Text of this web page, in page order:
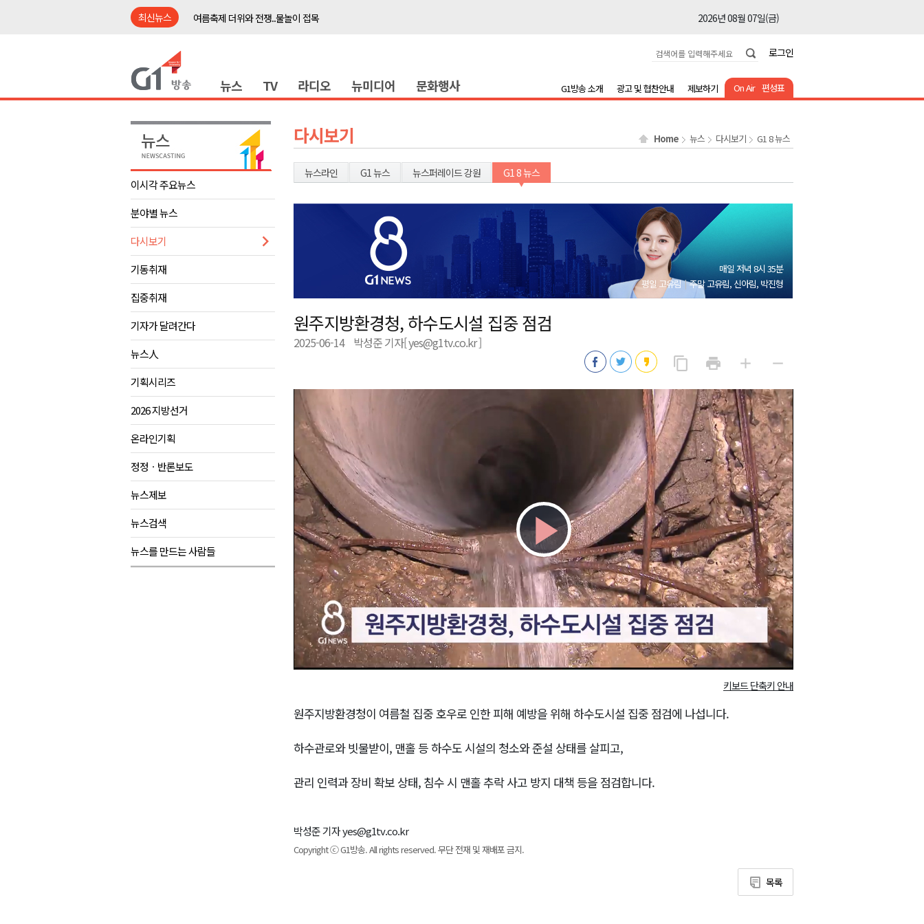
최신뉴스
여름축제 더위와 전쟁..물놀이 접목
2026년 08월 07일(금)
2026년 08월 07일(금)
검찰청 폐지..해결 과제 산적
2026년 08월 07일(금)
영월군, 국·도비 확보 보고회 개최
삼척 공공산후조리원 이전 시급
2026년 08월 07일(금)
강원자치도교육청 교감급 이상 387명 인사
2026년 08월 07일(금)
여름축제 더위와 전쟁..물놀이 접목
2026년 08월 07일(금)
강원도, 최휘영 문체부장관과 정책간담회
2026년 08월 07일(금)
이광재 국회 예결위원장, 강릉시 초청 특별 강연
2026년 08월 07일(금)
육동한 시장, 국제스케이트장 춘천 유치 건의
영월군, 국·도비 확보 보고회 개최
삼척 공공산후조리원 이전 시급
2026년 08월 07일(금)
강원자치도교육청 교감급 이상 387명 인사
2026년 08월 07일(금)
로그인
뉴스 TV 라디오 뉴미디어 문화행사 On Air 편성표
G1방송 소개 광고 및 협찬안내 제보하기
이시각 주요뉴스
분야별 뉴스
다시보기
기동취재
집중취재
기자가 달려간다
뉴스人
기획시리즈
2026 지방선거
온라인기획
정정ㆍ반론보도
뉴스제보
뉴스검색
뉴스를 만드는 사람들
다시보기 Home 뉴스 다시보기 G1 8 뉴스
뉴스라인 G1 뉴스 뉴스퍼레이드 강원 G1 8 뉴스
매일 저녁 8시 35분
평일 고유림
주말 고유림, 신아림, 박진형
원주지방환경청, 하수도시설 집중 점검
2025-06-14 박성준 기자[ yes@g1tv.co.kr ]
content_copy
사
print add
게
remove
게
Play
Video
키보드 단축키 안내
원주지방환경청이 여름철 집중 호우로 인한 피해 예방을 위해 하수도시설 집중 점검에 나섭니다.
하수관로와 빗물받이, 맨홀 등 하수도 시설의 청소와 준설 상태를 살피고,
관리 인력과 장비 확보 상태, 침수 시 맨홀 추락 사고 방지 대책 등을 점검합니다.
박성준 기자 yes@g1tv.co.kr
Copyright ⓒ G1방송. All rights reserved. 무단 전재 및 재배포 금지.
목록